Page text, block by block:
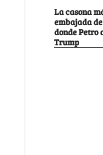
La casona
embajada
donde Petro
Trump